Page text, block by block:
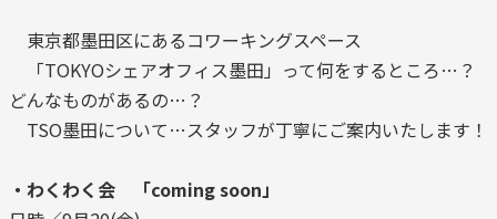
東京都墨田区にあるコワーキングスペース
「TOKYOシェアオフィス墨田」って何をするところ…？
どんなものがあるの…？
TSO墨田について…スタッフが丁寧にご案内いたします！
・わくわく会 「coming soon」